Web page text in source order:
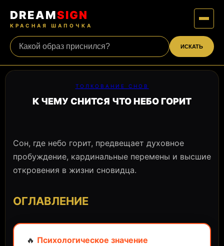
DREAMSIGN
КРАСНАЯ ШАПОЧКА
ИСКАТЬ
ТОЛКОВАНИЕ СНОВ
К ЧЕМУ СНИТСЯ ЧТО НЕБО ГОРИТ
Сон, где небо горит, предвещает духовное
пробуждение, кардинальные перемены и высшие
откровения в жизни сновидца.
ОГЛАВЛЕНИЕ
🔥 Психологическое значение